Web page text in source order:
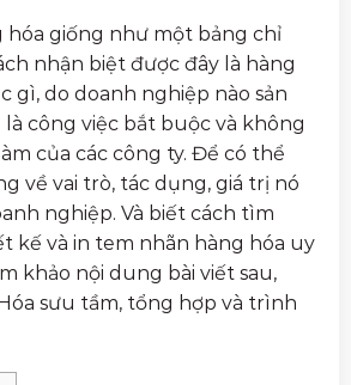
hóa giống như một bảng chỉ
nhận biệt được đây là hàng
gì, do doanh nghiệp nào sản
công việc bắt buộc và không
của các công ty. Để có thể
về vai trò, tác dụng, giá trị nó
nghiệp. Và biết cách tìm
kế và in tem nhãn hàng hóa uy
khảo nội dung bài viết sau,
sưu tầm, tổng hợp và trình